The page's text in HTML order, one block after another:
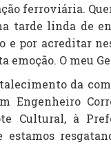
ferroviária.
tarde linda de
e por acreditar
O meu
da
Engenheiro
Cultural, à